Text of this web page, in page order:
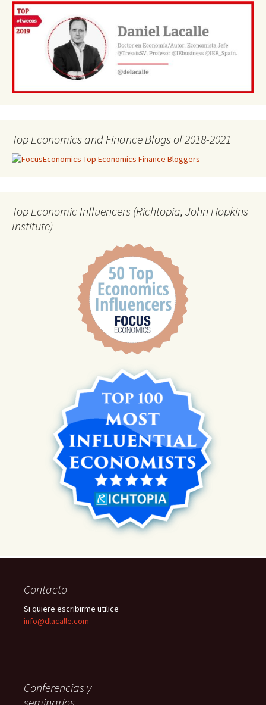
Top Economics and Finance Blogs of 2018-2021
Top Economic Influencers (Richtopia, John Hopkins
Institute)
Contacto
Si quiere escribirme utilice
info@dlacalle.com
Conferencias y